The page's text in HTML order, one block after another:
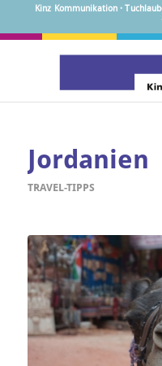
Kinz Kommunikation ·
Jordanien
TRAVEL-TIPPS